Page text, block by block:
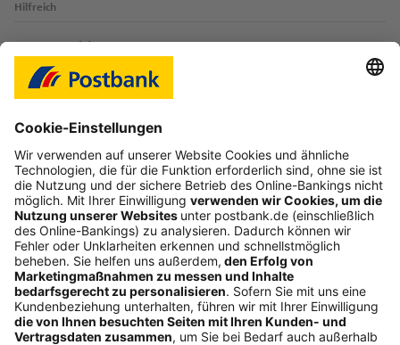
Hilfreich
Login-Probleme
Karte sperren
Kontakt
myBHW
Interessant
Freundschaftswerbung
Schufa-Auskunft
Soziales Engagement
Nachhaltigkeit
ETF-Sparplanrechner